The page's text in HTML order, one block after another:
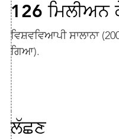
126 ਮਿਲੀਅਨ
ਵਿਸ਼ਵਵਿਆਪੀ ਸਾਲਾਨਾ
ਗਿਆ).
ਲੱਛਣ